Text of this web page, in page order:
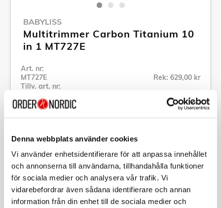
Denna webbplats använder cookies
Vi använder enhetsidentifierare för att anpassa innehållet
och annonserna till användarna, tillhandahålla funktioner
för sociala medier och analysera vår trafik. Vi
vidarebefordrar även sådana identifierare och annan
information från din enhet till de sociala medier och
BABYLISS
Multitrimmer Carbon Titanium 10
in 1 MT727E
Art. nr:
MT727E
Tillv. art. nr:
Rek: 629,00 kr
Se alla produkter inom Babyliss
Beskrivning
Art. nr:MT727E